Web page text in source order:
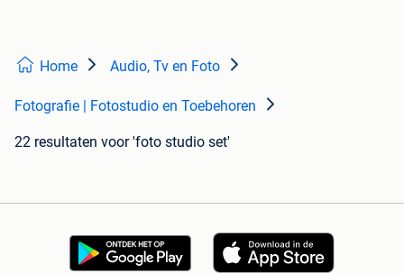
Home Audio, Tv en Foto
Fotografie | Fotostudio en Toebehoren
22 resultaten voor 'foto studio set'